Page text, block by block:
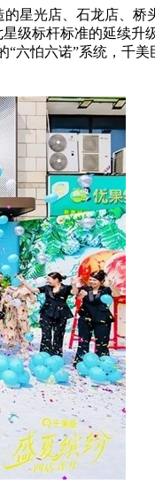
光店、石龙店、桥
级标杆标准的延续
六怕六诺”系统，千